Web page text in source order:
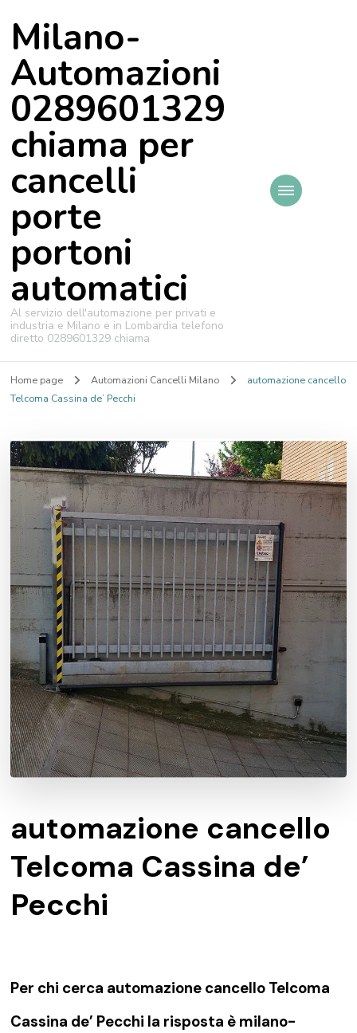
Milano-
Automazioni
0289601329
chiama per
cancelli
porte
portoni
automatici
Al servizio dell'automazione per privati e
industria e Milano e in Lombardia telefono
diretto 0289601329 chiama
Home page Automazioni Cancelli Milano
automazione cancello
Telcoma Cassina de’ Pecchi
automazione cancello
Telcoma Cassina de’
Pecchi
Per chi cerca automazione cancello Telcoma
Cassina de’ Pecchi la risposta è milano-